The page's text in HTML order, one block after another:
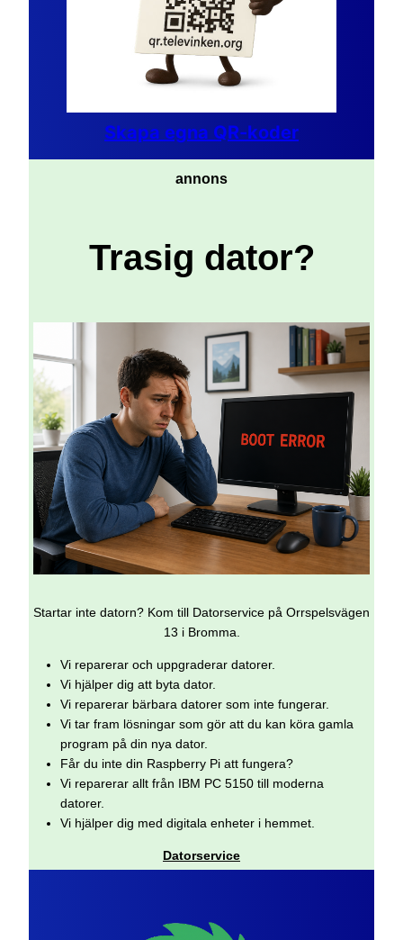
Skapa egna QR-koder
annons
Trasig dator?
Startar inte datorn? Kom till Datorservice på Orrspelsvägen
13 i Bromma.
Vi reparerar och uppgraderar datorer.
Vi hjälper dig att byta dator.
Vi reparerar bärbara datorer som inte fungerar.
Vi tar fram lösningar som gör att du kan köra gamla
program på din nya dator.
Får du inte din Raspberry Pi att fungera?
Vi reparerar allt från IBM PC 5150 till moderna
datorer.
Vi hjälper dig med digitala enheter i hemmet.
Datorservice